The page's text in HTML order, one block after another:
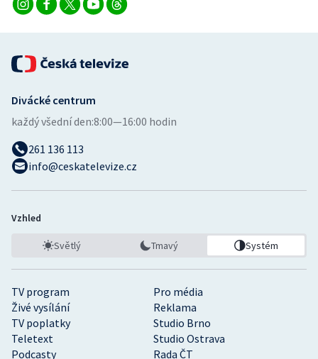
TV program
Pro média
Živé vysílání
Reklama
TV poplatky
Studio Brno
Teletext
Studio Ostrava
Podcasty
Rada ČT
Divácké centrum
každý všední den:8:00—16:00 hodin
261 136 113
info@ceskatelevize.cz
Vzhled
Světlý Tmavý Systém